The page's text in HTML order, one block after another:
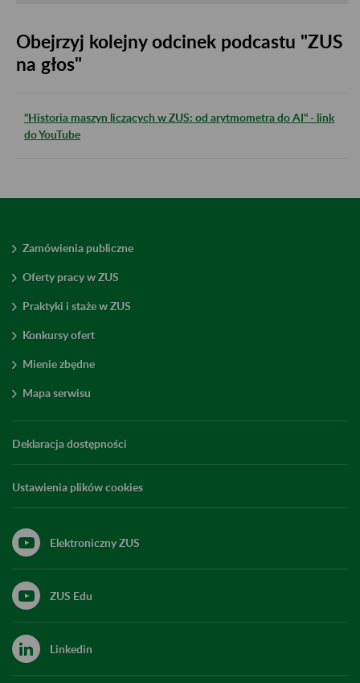
Obejrzyj kolejny odcinek podcastu "ZUS
na głos"
"Historia maszyn liczących w ZUS: od arytmometra do AI" - link
do YouTube
Zamówienia publiczne
Oferty pracy w ZUS
Praktyki i staże w ZUS
Konkursy ofert
Mienie zbędne
Mapa serwisu
Deklaracja dostępności
Ustawienia plików cookies
Elektroniczny ZUS
ZUS Edu
Linkedin